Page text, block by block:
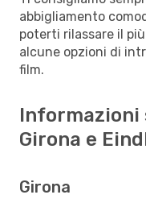
abbigliamento
poterti rilassare il
alcune opzioni di
film.
Girona e
Girona